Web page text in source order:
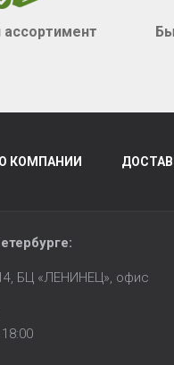
О КОМПАНИИ
:
БЦ «ЛЕНИНЕЦ», офис